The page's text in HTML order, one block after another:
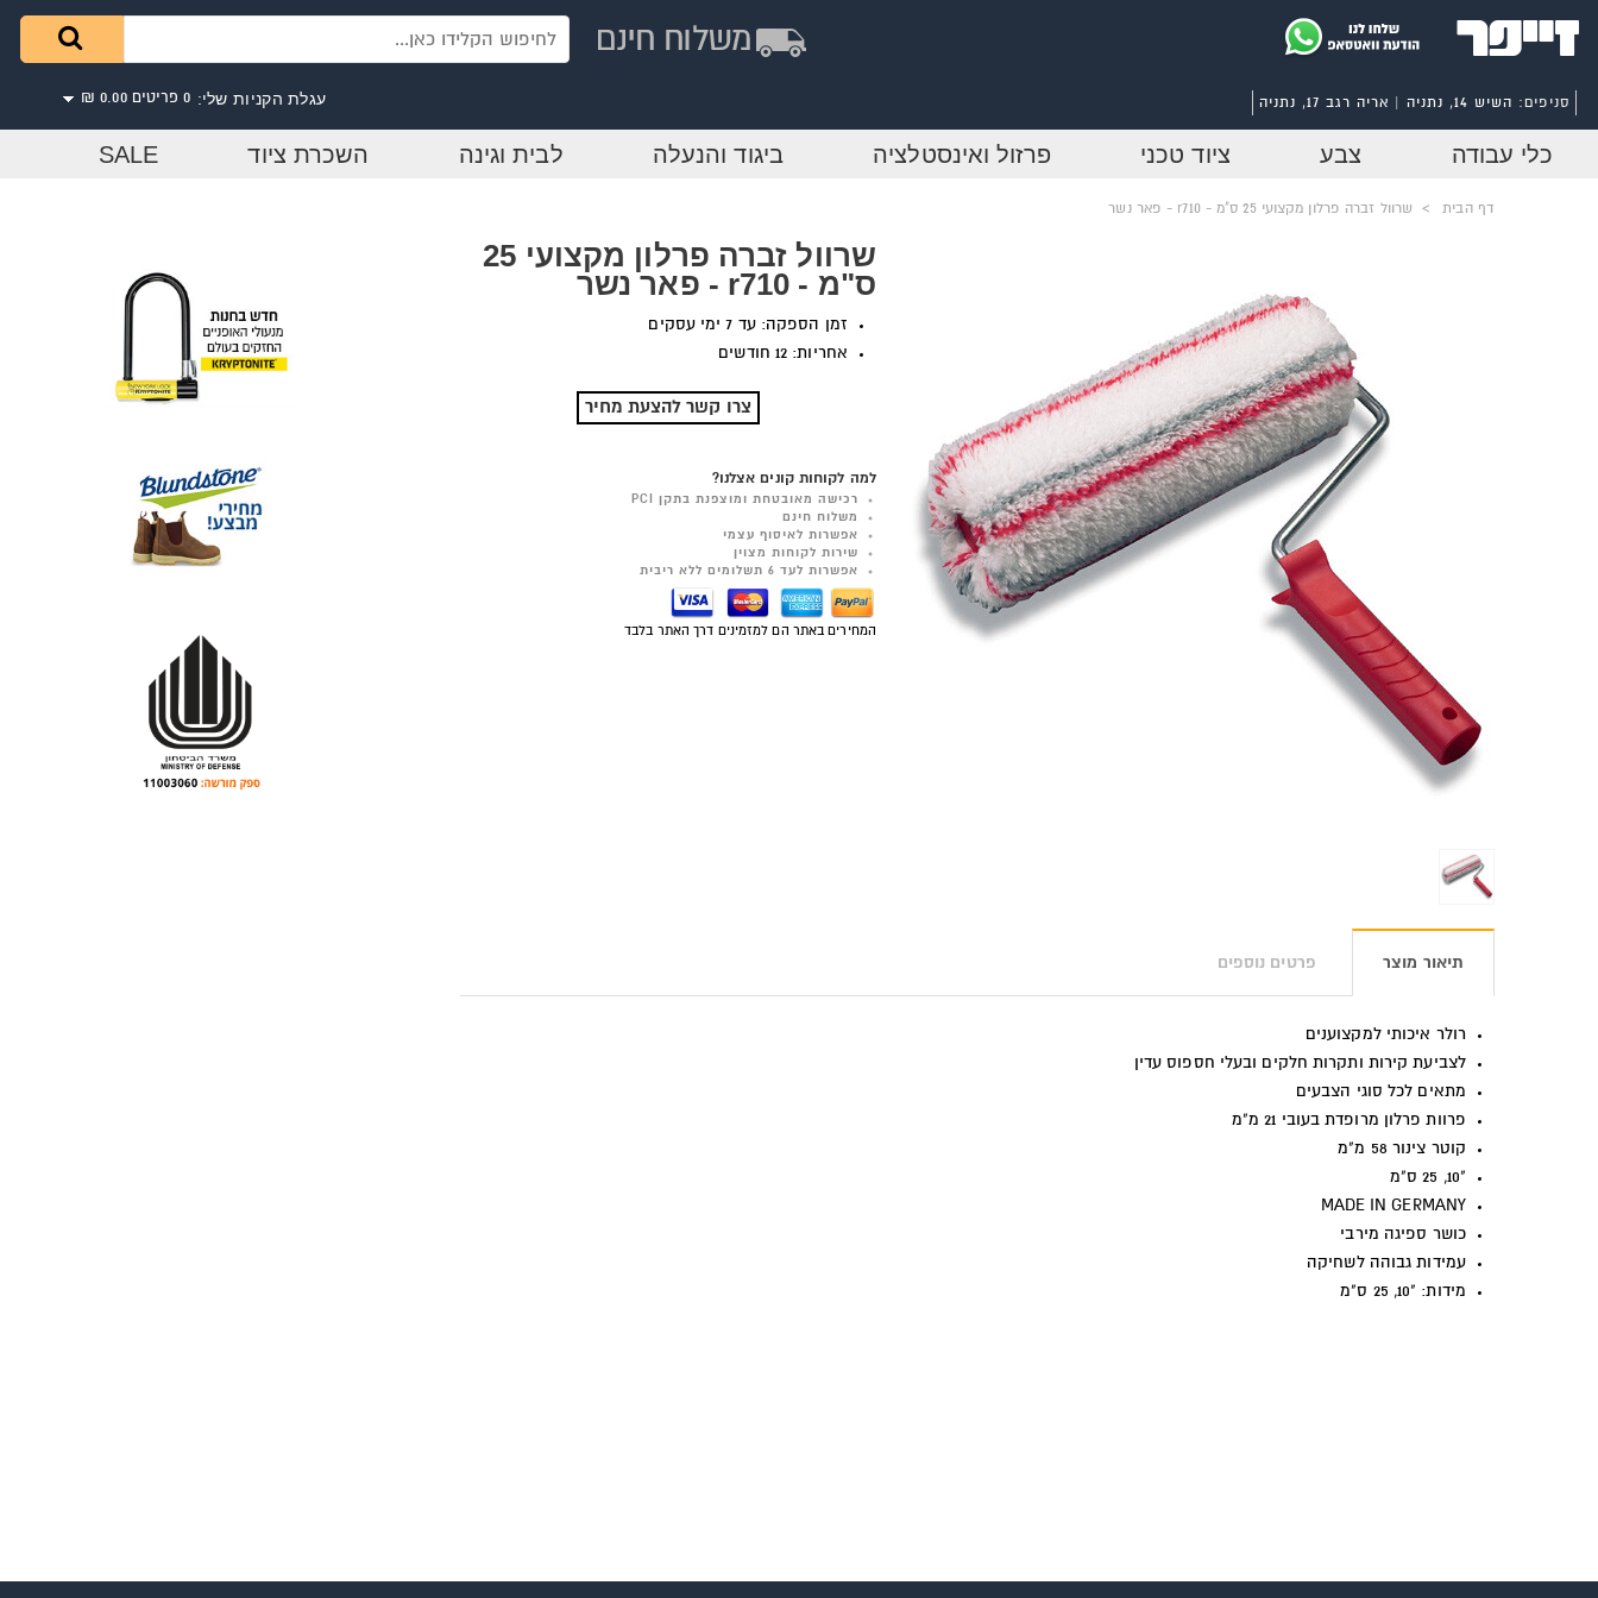
עגלת הקניות שלי: 0 פריטים 0.00 ₪ סניפים: השיש 14, נתניה | אריה רגב 17, נתניה
כלי עבודה צבע ציוד טכני פרזול ואינסטלציה ביגוד והנעלה לבית וגינה השכרת ציוד SALE
דף הבית > שרוול זברה פרלון מקצועי 25 ס"מ - r710 - פאר נשר
שרוול זברה פרלון מקצועי 25
ס"מ - r710 - פאר נשר
זמן הספקה: עד 7 ימי עסקים
אחריות: 12 חודשים
צרו קשר להצעת מחיר
למה לקוחות קונים אצלנו?
רכישה מאובטחת ומוצפנת בתקן PCI
משלוח חינם
אפשרות לאיסוף עצמי
שירות לקוחות מצוין
אפשרות לעד 6 תשלומים ללא ריבית
המחירים באתר הם למזמינים דרך האתר בלבד
תיאור מוצר פרטים נוספים
רולר איכותי למקצוענים
לצביעת קירות ותקרות חלקים ובעלי חספוס עדין
מתאים לכל סוגי הצבעים
פרוות פרלון מרופדת בעובי 21 מ"מ
קוטר צינור 58 מ"מ
"10, 25 ס"מ
MADE IN GERMANY
כושר ספיגה מירבי
עמידות גבוהה לשחיקה
מידות: "10, 25 ס"מ